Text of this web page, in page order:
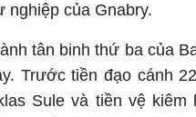
nghiệp của Gnabry.
tân binh thứ ba của
Trước tiền đạo cánh
Sule và tiền vệ kiêm